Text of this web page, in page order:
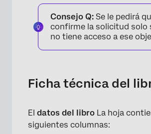
Consejo Q: Se le pedirá
confirme la solicitud solo
no tiene acceso a ese
Ficha técnica del
El datos del libro La hoja
siguientes columnas: